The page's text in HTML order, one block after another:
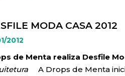
MODA CASA 2012
2012
de Menta realiza Desfile
A Drops de Menta